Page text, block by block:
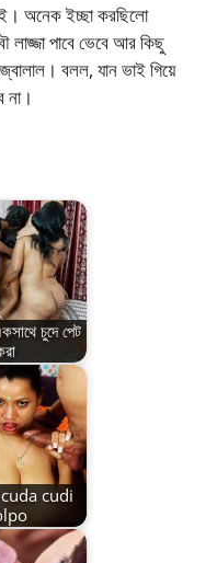
অনেক ইচ্ছা করছিলো
লাজ্জা পাবে ভেবে আর কিছু
বলল, যান ভাই গিয়ে
না।
চুদে পেট
cudi